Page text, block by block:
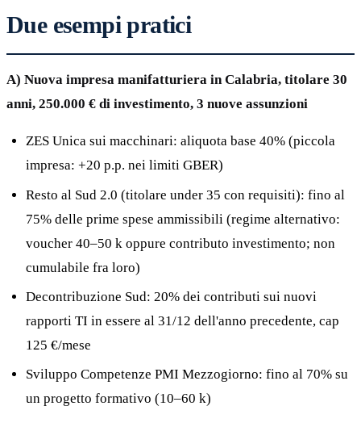
Due esempi pratici
A) Nuova impresa manifatturiera in Calabria, titolare 30
anni, 250.000 € di investimento, 3 nuove assunzioni
ZES Unica sui macchinari: aliquota base 40% (piccola
impresa: +20 p.p. nei limiti GBER)
Resto al Sud 2.0 (titolare under 35 con requisiti): fino al
75% delle prime spese ammissibili (regime alternativo:
voucher 40–50 k oppure contributo investimento; non
cumulabile fra loro)
Decontribuzione Sud: 20% dei contributi sui nuovi
rapporti TI in essere al 31/12 dell'anno precedente, cap
125 €/mese
Sviluppo Competenze PMI Mezzogiorno: fino al 70% su
un progetto formativo (10–60 k)